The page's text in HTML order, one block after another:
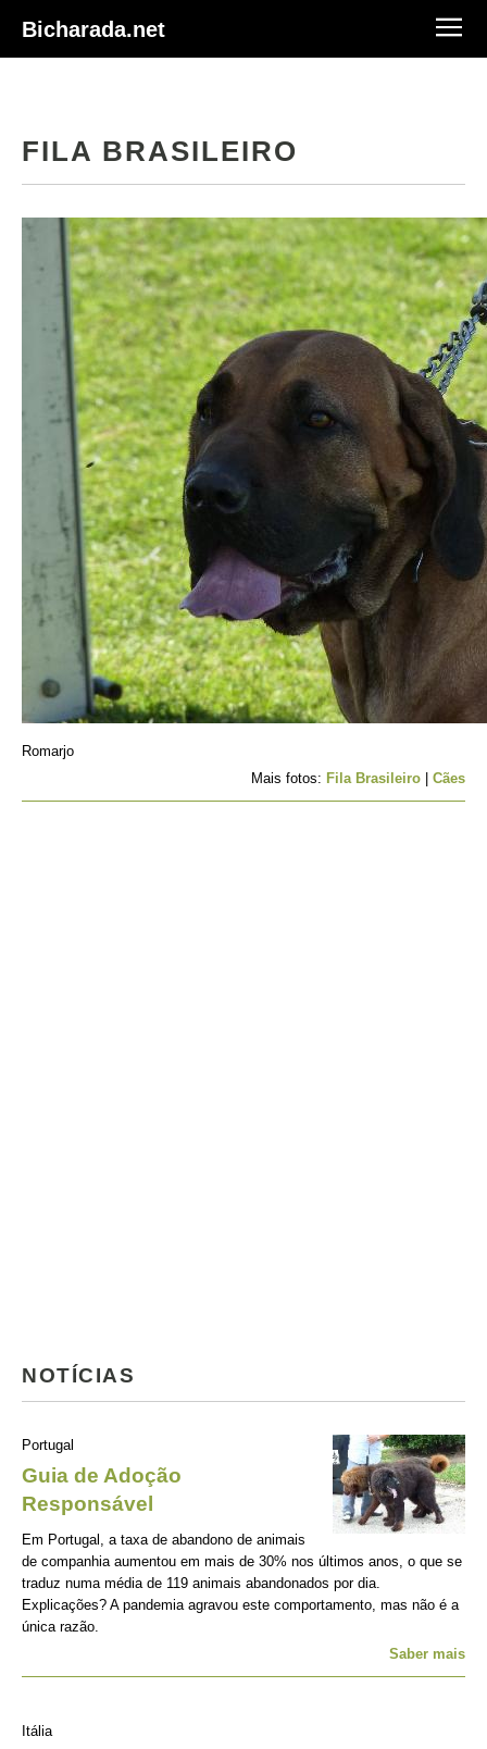
Bicharada.net
FILA BRASILEIRO
Romarjo
Mais fotos: Fila Brasileiro Cães
NOTÍCIAS
Portugal
Guia de Adoção
Responsável
Em Portugal, a taxa de abandono de animais
de companhia aumentou em mais de 30% nos últimos anos, o que se
traduz numa média de 119 animais abandonados por dia.
Explicações? A pandemia agravou este comportamento, mas não é a
única razão.
Saber mais
Itália